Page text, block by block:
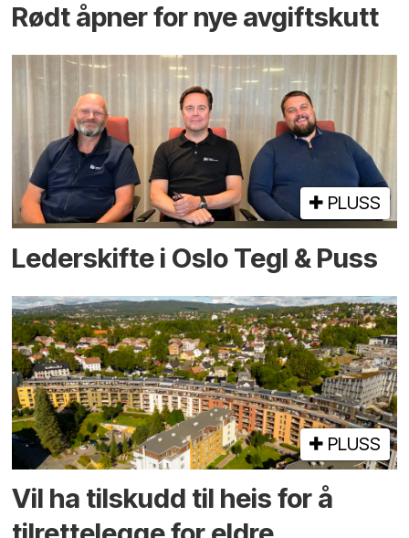
Rødt åpner for nye avgiftskutt
PLUSS
Lederskifte i Oslo Tegl & Puss
PLUSS
Vil ha tilskudd til heis for å